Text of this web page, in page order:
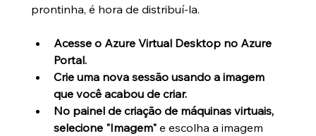
prontinha, é hora de distribuí-la.
Acesse o Azure Virtual Desktop no Azure
Portal.
Crie uma nova sessão usando a imagem
que você acabou de criar.
No painel de criação de máquinas virtuais,
selecione "Imagem" e escolha a imagem